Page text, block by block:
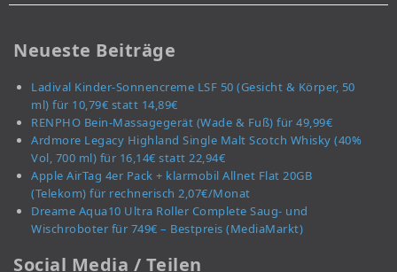
Neueste Beiträge
Ladival Kinder-Sonnencreme LSF 50 (Gesicht & Körper, 50
ml) für 10,79€ statt 14,89€
RENPHO Bein-Massagegerät (Wade & Fuß) für 49,99€
Ardmore Legacy Highland Single Malt Scotch Whisky (40%
Vol, 700 ml) für 16,14€ statt 22,94€
Apple AirTag 4er Pack + klarmobil Allnet Flat 20GB
(Telekom) für rechnerisch 2,07€/Monat
Dreame Aqua10 Ultra Roller Complete Saug- und
Wischroboter für 749€ – Bestpreis (MediaMarkt)
Social Media / Teilen